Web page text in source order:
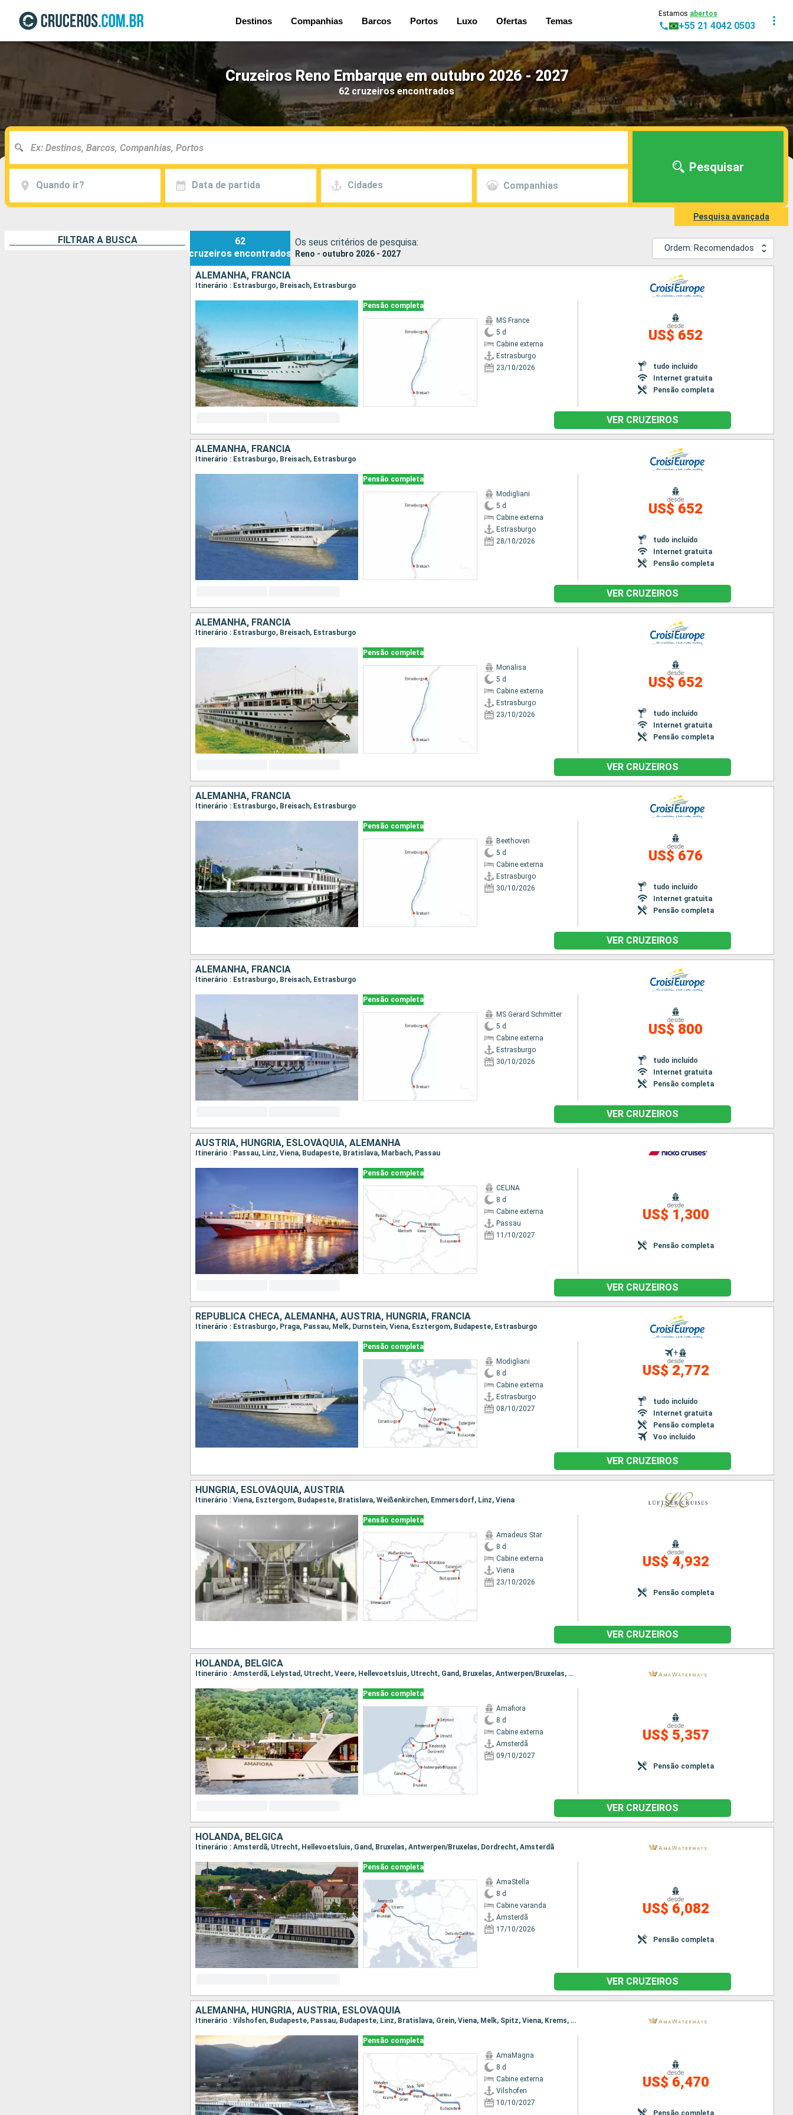
Destinos Companhias Barcos Portos Luxo Ofertas Temas
Estamos abertos
+55 21 4042 0503
Cruzeiros Reno Embarque em outubro 2026 - 2027
62 cruzeiros encontrados
Quando ir? Data de partida Cidades Companhias
Pesquisar
Pesquisa avançada
FILTRAR A BUSCA
62
cruzeiros encontrados
Os seus critérios de pesquisa:
Reno - outubro 2026 - 2027
Ordem: Recomendados
ALEMANHA, FRANCIA
Itinerário : Estrasburgo, Breisach, Estrasburgo
Pensão completa
MS France
5 d
Cabine externa
Estrasburgo
23/10/2026
desde
US$ 652
tudo incluído
Internet gratuita
Pensão completa
VER CRUZEIROS
ALEMANHA, FRANCIA
Itinerário : Estrasburgo, Breisach, Estrasburgo
Pensão completa
Modigliani
5 d
Cabine externa
Estrasburgo
28/10/2026
desde
US$ 652
tudo incluído
Internet gratuita
Pensão completa
VER CRUZEIROS
ALEMANHA, FRANCIA
Itinerário : Estrasburgo, Breisach, Estrasburgo
Pensão completa
Monalisa
5 d
Cabine externa
Estrasburgo
23/10/2026
desde
US$ 652
tudo incluído
Internet gratuita
Pensão completa
VER CRUZEIROS
ALEMANHA, FRANCIA
Itinerário : Estrasburgo, Breisach, Estrasburgo
Pensão completa
Beethoven
5 d
Cabine externa
Estrasburgo
30/10/2026
desde
US$ 676
tudo incluído
Internet gratuita
Pensão completa
VER CRUZEIROS
ALEMANHA, FRANCIA
Itinerário : Estrasburgo, Breisach, Estrasburgo
Pensão completa
MS Gerard Schmitter
5 d
Cabine externa
Estrasburgo
30/10/2026
desde
US$ 800
tudo incluído
Internet gratuita
Pensão completa
VER CRUZEIROS
AUSTRIA, HUNGRIA, ESLOVÁQUIA, ALEMANHA
Itinerário : Passau, Linz, Viena, Budapeste, Bratislava, Marbach, Passau
Pensão completa
CELINA
8 d
Cabine externa
Passau
11/10/2027
desde
US$ 1,300
Pensão completa
VER CRUZEIROS
REPUBLICA CHECA, ALEMANHA, AUSTRIA, HUNGRIA, FRANCIA
Itinerário : Estrasburgo, Praga, Passau, Melk, Durnstein, Viena, Esztergom, Budapeste, Estrasburgo
Pensão completa
Modigliani
8 d
Cabine externa
Estrasburgo
08/10/2027
+
desde
US$ 2,772
tudo incluído
Internet gratuita
Pensão completa
Voo incluído
VER CRUZEIROS
HUNGRIA, ESLOVÁQUIA, AUSTRIA
Itinerário : Viena, Esztergom, Budapeste, Bratislava, Weißenkirchen, Emmersdorf, Linz, Viena
Pensão completa
Amadeus Star
8 d
Cabine externa
Viena
23/10/2026
desde
US$ 4,932
Pensão completa
VER CRUZEIROS
HOLANDA, BÉLGICA
Itinerário : Amsterdã, Lelystad, Utrecht, Veere, Hellevoetsluis, Utrecht, Gand, Bruxelas, Antwerpen/Bruxelas, Dordrecht, Kinderdijk, Amsterdã
Pensão completa
Amafiora
8 d
Cabine externa
Amsterdã
09/10/2027
desde
US$ 5,357
Pensão completa
VER CRUZEIROS
HOLANDA, BÉLGICA
Itinerário : Amsterdã, Utrecht, Hellevoetsluis, Gand, Bruxelas, Antwerpen/Bruxelas, Dordrecht, Amsterdã
Pensão completa
AmaStella
8 d
Cabine varanda
Amsterdã
17/10/2026
desde
US$ 6,082
Pensão completa
VER CRUZEIROS
ALEMANHA, HUNGRIA, AUSTRIA, ESLOVÁQUIA
Itinerário : Vilshofen, Budapeste, Passau, Budapeste, Linz, Bratislava, Grein, Viena, Melk, Spitz, Viena, Krems, Spitz, Linz, Bratislava, Passau, Budapeste, Vilshofen, Budapeste, Vilshofen
Pensão completa
AmaMagna
8 d
Cabine externa
Vilshofen
10/10/2027
desde
US$ 6,470
Pensão completa